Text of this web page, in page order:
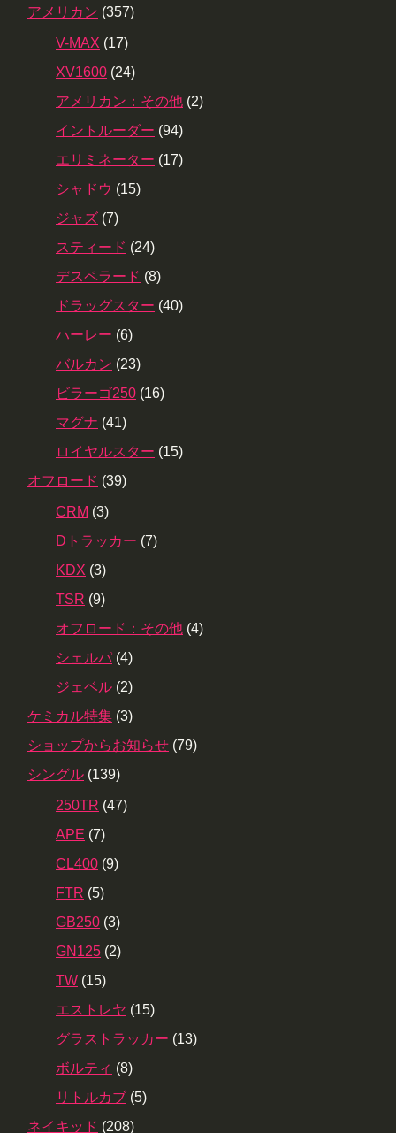
アメリカン (357)
V-MAX (17)
XV1600 (24)
アメリカン：その他 (2)
イントルーダー (94)
エリミネーター (17)
シャドウ (15)
ジャズ (7)
スティード (24)
デスペラード (8)
ドラッグスター (40)
ハーレー (6)
バルカン (23)
ビラーゴ250 (16)
マグナ (41)
ロイヤルスター (15)
オフロード (39)
CRM (3)
Dトラッカー (7)
KDX (3)
TSR (9)
オフロード：その他 (4)
シェルパ (4)
ジェベル (2)
ケミカル特集 (3)
ショップからお知らせ (79)
シングル (139)
250TR (47)
APE (7)
CL400 (9)
FTR (5)
GB250 (3)
GN125 (2)
TW (15)
エストレヤ (15)
グラストラッカー (13)
ボルティ (8)
リトルカブ (5)
ネイキッド (208)